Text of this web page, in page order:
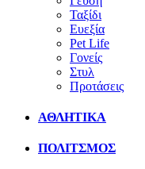
Ταξίδι
Ευεξία
Pet Life
Γονείς
Στυλ
Προτάσεις
ΑΘΛΗΤΙΚΑ
ΠΟΛΙΤΣΜΟΣ